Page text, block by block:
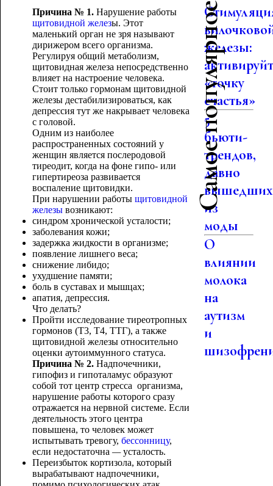
Причина № 1.Нарушение работы
щитовидной железы. Этот
маленький орган не зря называют
дирижером всего организма.
Регулируя общий метаболизм,
щитовидная железа непосредственно
влияет на настроение человека.
Стоит только гормонам щитовидной
железы дестабилизироваться, как
депрессия тут же накрывает человека
с головой.
Одним из наиболее
распространенных состояний у
женщин является послеродовой
тиреодит, когда на фоне гипо- или
гипертиреоза развивается
воспаление щитовидки.
При нарушении работы щитовидной
железывозникают:
синдром хронической усталости;
заболевания кожи;
задержка жидкости в организме;
появление лишнего веса;
снижение либидо;
ухудшение памяти;
боль в суставах и мышцах;
апатия, депрессия.
Что делать?
Пройти исследование тиреотропных
гормонов (Т3, Т4, ТТГ), а также
щитовидной железы относительно
оценки аутоиммунного статуса.
Причина № 2.Надпочечники,
гипофиз и гипоталамус образуют
собой тот центр стресса организма,
нарушение работы которого сразу
отражается на нервной системе. Если
деятельность этого центра
повышена, то человек может
испытывать тревогу, бессонницу,
если недостаточна —усталость.
Переизбыток кортизола, который
вырабатывают надпочечники,
Самое популярное
железы:
«точку
счастья»
5
бьюти-
трендов,
давно
вышедших
из
моды
О
влиянии
молока
на
аутизм
и